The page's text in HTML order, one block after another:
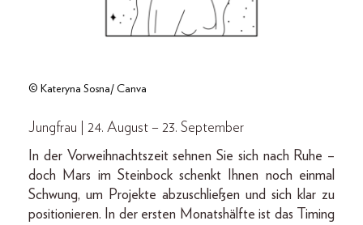
© Kateryna Sosna/ Canva
Jungfrau | 24. August – 23. September
In der Vorweihnachtszeit sehnen Sie sich nach Ruhe –
doch Mars im Steinbock schenkt Ihnen noch einmal
Schwung, um Projekte abzuschließen und sich klar zu
positionieren. In der ersten Monatshälfte ist das Timing